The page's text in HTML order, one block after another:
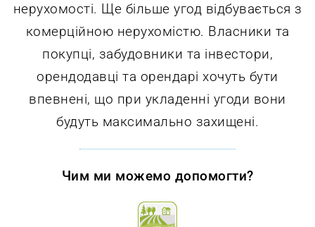
нерухомості. Ще більше угод відбувається з
комерційною нерухомістю. Власники та
покупці, забудовники та інвестори,
орендодавці та орендарі хочуть бути
впевнені, що при укладенні угоди вони
будуть максимально захищені.
Чим ми можемо допомогти?